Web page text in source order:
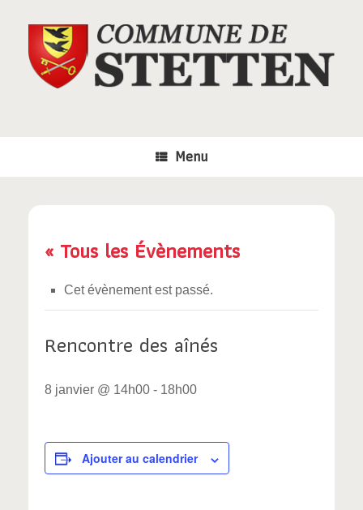
Menu
« Tous les Évènements
Cet évènement est passé.
Rencontre des aînés
8 janvier @ 14h00 - 18h00
Ajouter au calendrier